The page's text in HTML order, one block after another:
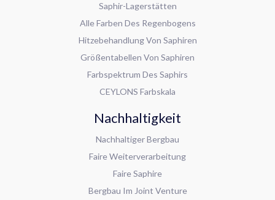
Saphir-Lagerstätten
Alle Farben Des Regenbogens
Hitzebehandlung Von Saphiren
Größentabellen Von Saphiren
Farbspektrum Des Saphirs
CEYLONS Farbskala
Nachhaltigkeit
Nachhaltiger Bergbau
Faire Weiterverarbeitung
Faire Saphire
Bergbau Im Joint Venture